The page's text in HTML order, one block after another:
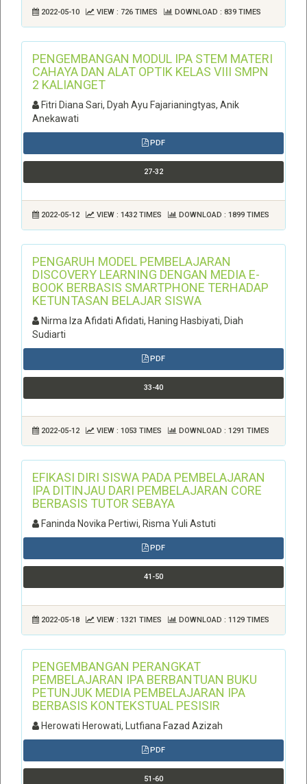
2022-05-10 VIEW : 726 TIMES DOWNLOAD : 839 TIMES
PENGEMBANGAN MODUL IPA STEM MATERI
CAHAYA DAN ALAT OPTIK KELAS VIII SMPN
2 KALIANGET
Fitri Diana Sari, Dyah Ayu Fajarianingtyas, Anik
Anekawati
PDF
27-32
2022-05-12 VIEW : 1432 TIMES DOWNLOAD : 1899 TIMES
PENGARUH MODEL PEMBELAJARAN
DISCOVERY LEARNING DENGAN MEDIA E-
BOOK BERBASIS SMARTPHONE TERHADAP
KETUNTASAN BELAJAR SISWA
Nirma Iza Afidati Afidati, Haning Hasbiyati, Diah
Sudiarti
PDF
33-40
2022-05-12 VIEW : 1053 TIMES DOWNLOAD : 1291 TIMES
EFIKASI DIRI SISWA PADA PEMBELAJARAN
IPA DITINJAU DARI PEMBELAJARAN CORE
BERBASIS TUTOR SEBAYA
Faninda Novika Pertiwi, Risma Yuli Astuti
PDF
41-50
2022-05-18 VIEW : 1321 TIMES DOWNLOAD : 1129 TIMES
PENGEMBANGAN PERANGKAT
PEMBELAJARAN IPA BERBANTUAN BUKU
PETUNJUK MEDIA PEMBELAJARAN IPA
BERBASIS KONTEKSTUAL PESISIR
Herowati Herowati, Lutfiana Fazad Azizah
PDF
51-60